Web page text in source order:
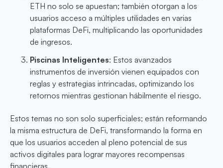
ETH no solo se apuestan; también otorgan a los
usuarios acceso a múltiples utilidades en varias
plataformas DeFi, multiplicando las oportunidades
de ingresos.
Piscinas Inteligentes: Estos avanzados
instrumentos de inversión vienen equipados con
reglas y estrategias intrincadas, optimizando los
retornos mientras gestionan hábilmente el riesgo.
Estos temas no son solo superficiales; están reformando
la misma estructura de DeFi, transformando la forma en
que los usuarios acceden al pleno potencial de sus
activos digitales para lograr mayores recompensas